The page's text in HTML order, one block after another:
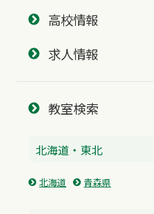
高校情報
求人情報
教室検索
北海道・東北
北海道 青森県